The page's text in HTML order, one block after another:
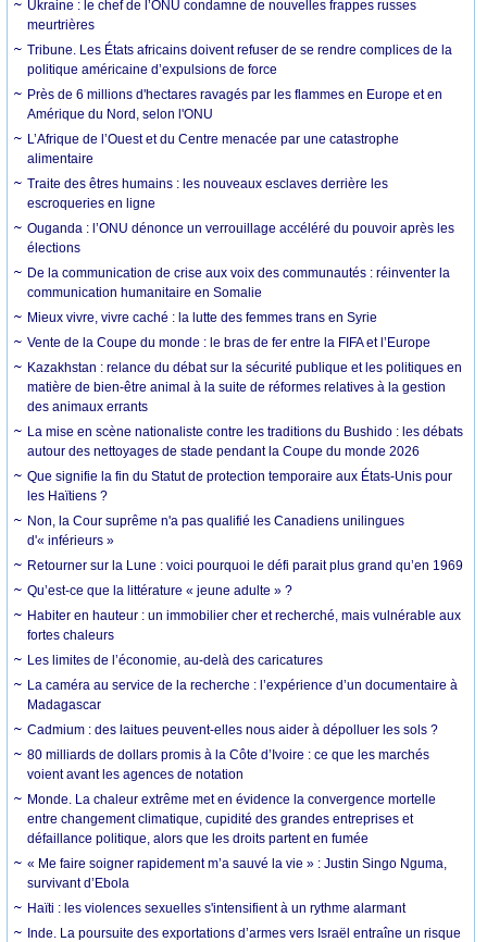
Ukraine : le chef de l’ONU condamne de nouvelles frappes russes
meurtrières
Tribune. Les États africains doivent refuser de se rendre complices de la
politique américaine d’expulsions de force
Près de 6 millions d'hectares ravagés par les flammes en Europe et en
Amérique du Nord, selon l'ONU
L’Afrique de l’Ouest et du Centre menacée par une catastrophe
alimentaire
Traite des êtres humains : les nouveaux esclaves derrière les
escroqueries en ligne
Ouganda : l’ONU dénonce un verrouillage accéléré du pouvoir après les
élections
De la communication de crise aux voix des communautés : réinventer la
communication humanitaire en Somalie
Mieux vivre, vivre caché : la lutte des femmes trans en Syrie
Vente de la Coupe du monde : le bras de fer entre la FIFA et l’Europe
Kazakhstan : relance du débat sur la sécurité publique et les politiques en
matière de bien-être animal à la suite de réformes relatives à la gestion
des animaux errants
La mise en scène nationaliste contre les traditions du Bushido : les débats
autour des nettoyages de stade pendant la Coupe du monde 2026
Que signifie la fin du Statut de protection temporaire aux États-Unis pour
les Haïtiens ?
Non, la Cour suprême n'a pas qualifié les Canadiens unilingues
d'« inférieurs »
Retourner sur la Lune : voici pourquoi le défi parait plus grand qu’en 1969
Qu’est-ce que la littérature « jeune adulte » ?
Habiter en hauteur : un immobilier cher et recherché, mais vulnérable aux
fortes chaleurs
Les limites de l’économie, au-delà des caricatures
La caméra au service de la recherche : l’expérience d’un documentaire à
Madagascar
Cadmium : des laitues peuvent-elles nous aider à dépolluer les sols ?
80 milliards de dollars promis à la Côte d’Ivoire : ce que les marchés
voient avant les agences de notation
Monde. La chaleur extrême met en évidence la convergence mortelle
entre changement climatique, cupidité des grandes entreprises et
défaillance politique, alors que les droits partent en fumée
« Me faire soigner rapidement m’a sauvé la vie » : Justin Singo Nguma,
survivant d’Ebola
Haïti : les violences sexuelles s'intensifient à un rythme alarmant
Inde. La poursuite des exportations d’armes vers Israël entraîne un risque